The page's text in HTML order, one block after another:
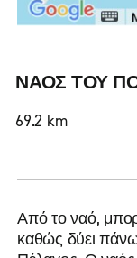
ΝΑΟΣ ΤΟΥ
69.2 km
Από το ναό,
καθώς δύει